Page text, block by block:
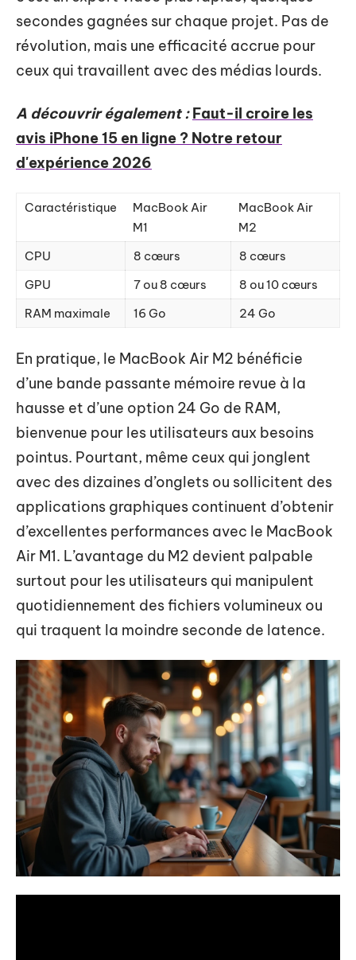
secondes gagnées sur chaque projet. Pas de
révolution, mais une efficacité accrue pour
ceux qui travaillent avec des médias lourds.
A découvrir également : Faut-il croire les
avis iPhone 15 en ligne ? Notre retour
d'expérience 2026
Caractéristique
MacBook Air
M1
MacBook Air
M2
CPU
8 cœurs
8 cœurs
GPU
7 ou 8 cœurs
8 ou 10 cœurs
RAM maximale
16 Go 24 Go
En pratique, le MacBook Air M2 bénéficie
d’une bande passante mémoire revue à la
hausse et d’une option 24 Go de RAM,
bienvenue pour les utilisateurs aux besoins
pointus. Pourtant, même ceux qui jonglent
avec des dizaines d’onglets ou sollicitent des
applications graphiques continuent d’obtenir
d’excellentes performances avec le MacBook
Air M1. L’avantage du M2 devient palpable
surtout pour les utilisateurs qui manipulent
quotidiennement des fichiers volumineux ou
qui traquent la moindre seconde de latence.